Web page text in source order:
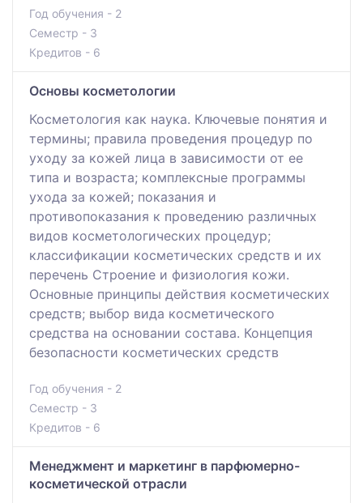
Год обучения - 2
Семестр - 3
Кредитов - 6
Основы косметологии
Косметология как наука. Ключевые понятия и
термины; правила проведения процедур по
уходу за кожей лица в зависимости от ее
типа и возраста; комплексные программы
ухода за кожей; показания и
противопоказания к проведению различных
видов косметологических процедур;
классификации косметических средств и их
перечень Строение и физиология кожи.
Основные принципы действия косметических
средств; выбор вида косметического
средства на основании состава. Концепция
безопасности косметических средств
Год обучения - 2
Семестр - 3
Кредитов - 6
Менеджмент и маркетинг в парфюмерно-
косметической отрасли